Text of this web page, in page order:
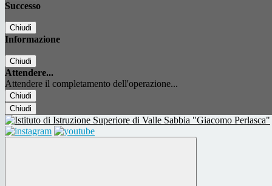
Successo
Chiudi
Informazione
Chiudi
Attendere...
Attendere il completamento dell'operazione...
Chiudi
Chiudi